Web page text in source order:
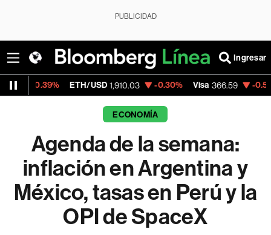
PUBLICIDAD
Ingresar
ETH/USD 1,910.03 -0.30% Visa 366.59 -0.53%
ECONOMÍA
Agenda de la semana:
inflación en Argentina y
México, tasas en Perú y la
OPI de SpaceX